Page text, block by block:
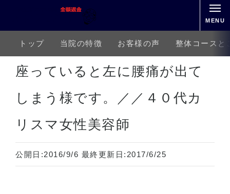
MENU
トップ 当院の特徴 お客様の声 整体コースと
ホーム 下半身の痛み 腰痛 座っていると左に腰痛が出てしまう様です。／／４０代カリスマ女性
座っていると左に腰痛が出て
しまう様です。／／４０代カ
リスマ女性美容師
公開日:2016/9/6 最終更新日: 2017/6/25